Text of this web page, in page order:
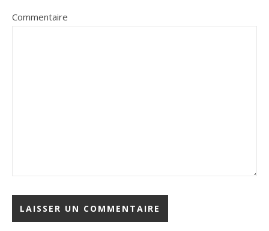
Commentaire